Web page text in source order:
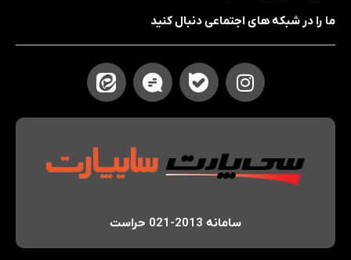
ما را در شبکه های اجتماعی دنبال کنید
سامانه 2013-021 حراست